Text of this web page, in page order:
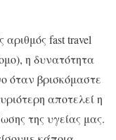
fast travel
η δυνατότητα
όταν βρισκόμαστε
αποτελεί η
της υγείας μας.